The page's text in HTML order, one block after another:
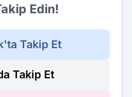
Edin!
Takip Et
Takip Et